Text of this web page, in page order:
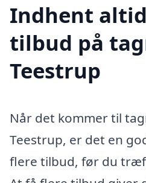
Indhent
tilbud på
Teestrup
Når det kommer til
Teestrup, er det en
flere tilbud, før du